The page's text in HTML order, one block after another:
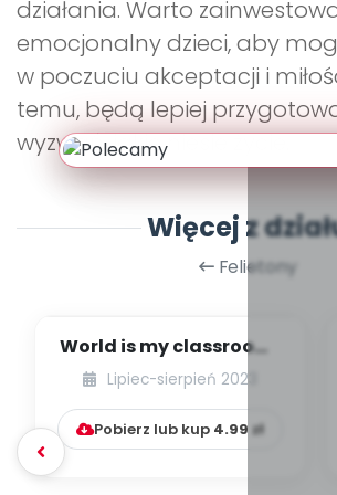
działania. Warto
emocjonalny dzieci, aby
w poczuciu akceptacji i
temu, będą lepiej
wyzwań, jakie niesie życie.
Więcej z
Felietony
World is my classroom!
Idea leśnego
przedszkola w Wielk...
Lipiec-sierpień 2023
Pobierz lub kup 4.99 zł